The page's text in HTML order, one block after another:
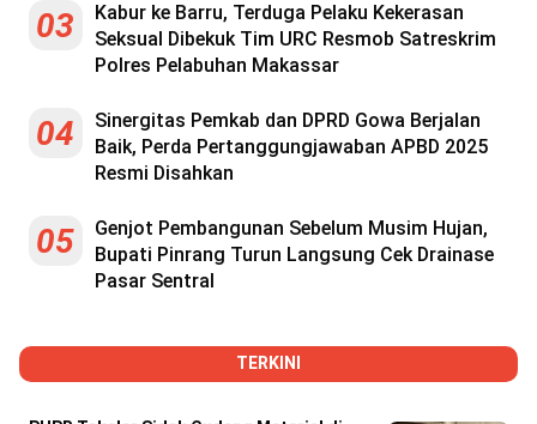
03
Kabur ke Barru, Terduga Pelaku Kekerasan
Seksual Dibekuk Tim URC Resmob Satreskrim
Polres Pelabuhan Makassar
04
Sinergitas Pemkab dan DPRD Gowa Berjalan
Baik, Perda Pertanggungjawaban APBD 2025
Resmi Disahkan
05
Genjot Pembangunan Sebelum Musim Hujan,
Bupati Pinrang Turun Langsung Cek Drainase
Pasar Sentral
TERKINI